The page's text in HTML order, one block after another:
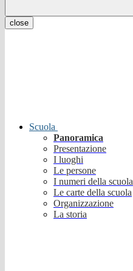
close
Scuola
Panoramica
Presentazione
I luoghi
Le persone
I numeri della scuola
Le carte della scuola
Organizzazione
La storia